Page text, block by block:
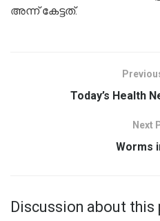
അന്ന് കേട്ടത്.
Today’s Health
Next
Worms
Discussion about this